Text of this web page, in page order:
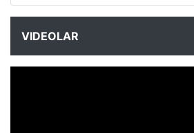
VIDEOLAR